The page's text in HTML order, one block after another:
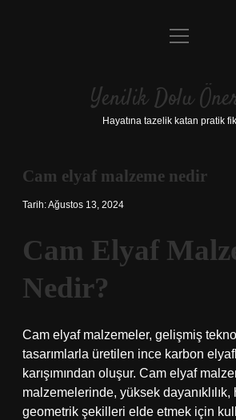
Anasayfa
Yasal Uyarı
menüyü
Yenilik Dolu
Hayatına tazelik katan pratik
Cam elyaf malzeme nedir
Tarih: Ağustos 13, 2024
Cam Elyaf
Nedir?
Cam elyaf malzemeler, gelişmiş
tasarımlarla üretilen ince karbon
karışımından oluşur. Cam elyaf
malzemelerinde, yüksek
geometrik şekilleri elde etmek için